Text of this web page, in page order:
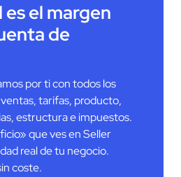
es el margen
de
por ti con todos los
tarifas, producto,
estructura e impuestos.
que ves en Seller
real de tu negocio.
coste.